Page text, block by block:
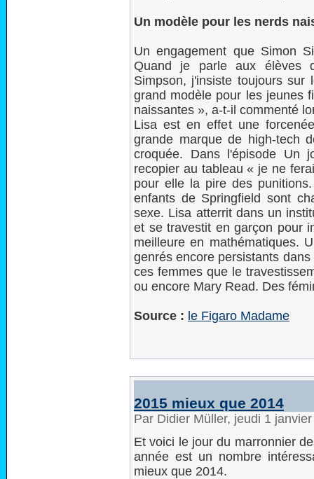
Un modèle pour les nerds
Un engagement que Simon
Quand je parle aux élèves
Simpson, j'insiste toujours
grand modèle pour les jeunes
naissantes », a-t-il commenté
Lisa est en effet une
grande marque de high-tech
croquée. Dans l'épisode Un
recopier au tableau « je ne
pour elle la pire des
enfants de Springfield sont
sexe. Lisa atterrit dans un
et se travestit en garçon pour
meilleure en mathématiques.
genrés encore persistants
ces femmes que le
ou encore Mary Read. Des
Source : le Figaro Madame
2015 mieux que 2014
Par Didier Müller, jeudi 1
Et voici le jour du marronnier
année est un nombre
mieux que 2014.